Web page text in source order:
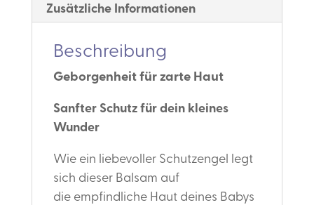
Zusätzliche Informationen
Beschreibung
Geborgenheit für zarte Haut
Sanfter Schutz für dein kleines
Wunder
Wie ein liebevoller Schutzengel legt
sich dieser Balsam auf
die empfindliche Haut deines Babys